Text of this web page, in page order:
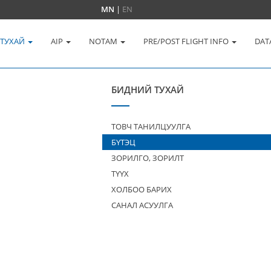
MN | EN
AIP NOTAM PRE/POST FLIGHT INFO
БИДНИЙ ТУХАЙ
ТОВЧ ТАНИЛЦУУЛГА
БҮТЭЦ
ЗОРИЛГО, ЗОРИЛТ
ТҮҮХ
ХОЛБОО БАРИХ
САНАЛ АСУУЛГА